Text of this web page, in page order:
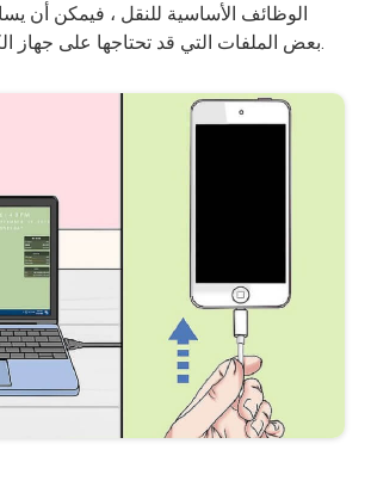
الوظائف الأساسية للنقل ، فيمكن أن
بعض الملفات التي قد تحتاجها على جهاز الكمبيوتر الخاص بك.